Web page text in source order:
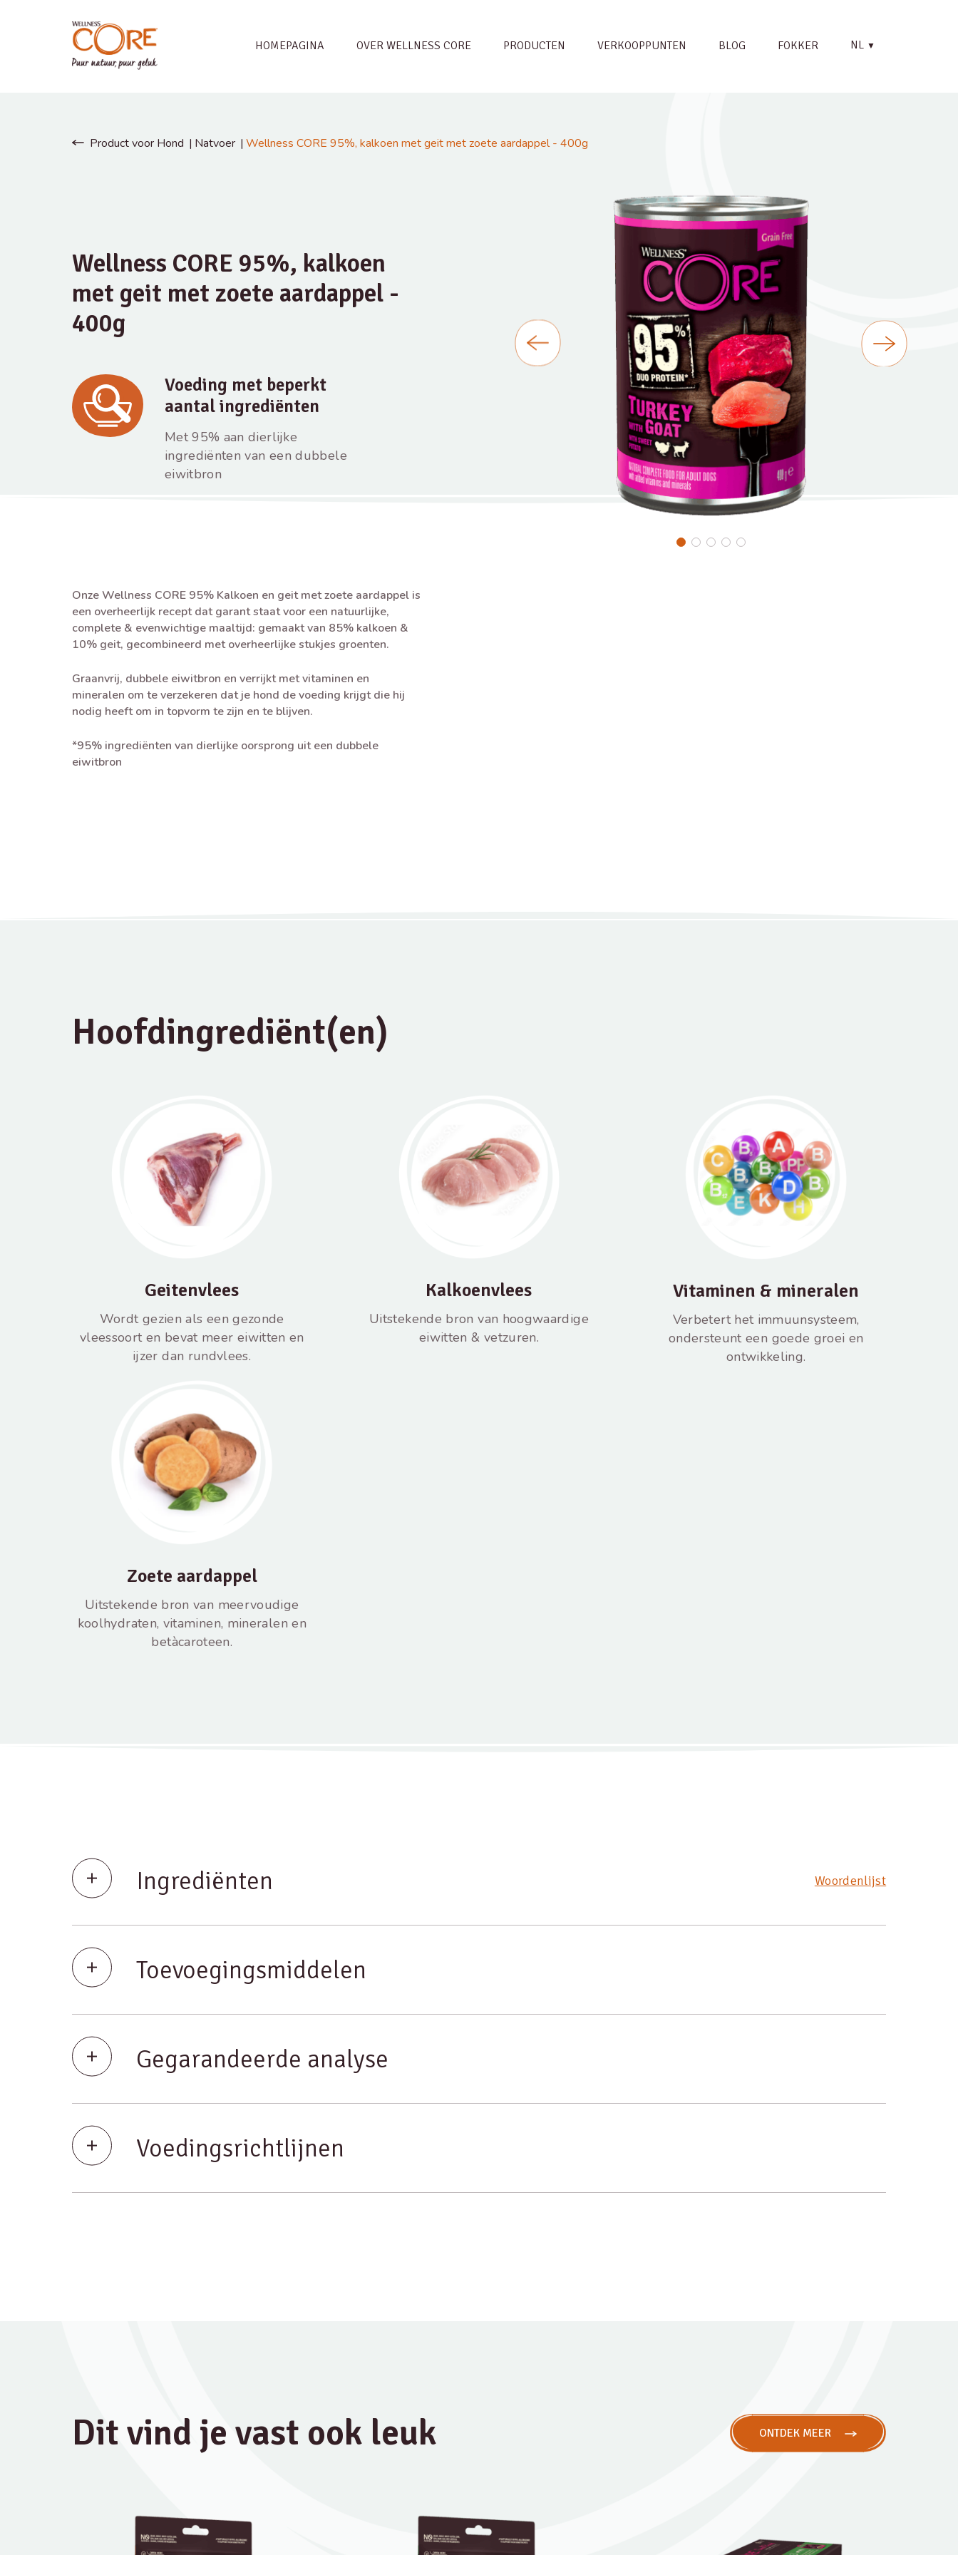
HOMEPAGINA OVER WELLNESS CORE PRODUCTEN VERKOOPPUNTEN BLOG FOKKER NL ▼
Product voor Hond Natvoer Wellness CORE 95%, kalkoen met geit met zoete aardappel - 400g
Wellness CORE 95%, kalkoen
met geit met zoete aardappel -
400g
Voeding met beperkt
aantal ingrediënten
Met 95% aan dierlijke
ingrediënten van een dubbele
eiwitbron
Onze Wellness CORE 95% Kalkoen en geit met zoete aardappel is
een overheerlijk recept dat garant staat voor een natuurlijke,
complete & evenwichtige maaltijd: gemaakt van 85% kalkoen &
10% geit, gecombineerd met overheerlijke stukjes groenten.
Graanvrij, dubbele eiwitbron en verrijkt met vitaminen en
mineralen om te verzekeren dat je hond de voeding krijgt die hij
nodig heeft om in topvorm te zijn en te blijven.
*95% ingrediënten van dierlijke oorsprong uit een dubbele
eiwitbron
Hoofdingrediënt(en)
Geitenvlees
Wordt gezien als een gezonde
vleessoort en bevat meer eiwitten en
ijzer dan rundvlees.
Kalkoenvlees
Uitstekende bron van hoogwaardige
eiwitten & vetzuren.
Vitaminen & mineralen
Verbetert het immuunsysteem,
ondersteunt een goede groei en
ontwikkeling.
Zoete aardappel
Uitstekende bron van meervoudige
koolhydraten, vitaminen, mineralen en
betàcaroteen.
Ingrediënten Woordenlijst
Toevoegingsmiddelen
Gegarandeerde analyse
Voedingsrichtlijnen
Dit vind je vast ook leuk ONTDEK MEER